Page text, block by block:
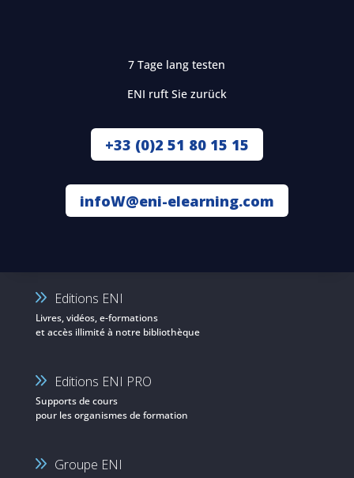
7 Tage lang testen
ENI ruft Sie zurück
+33 (0)2 51 80 15 15
infoW@eni-elearning.com
Editions ENI
Livres, vidéos, e-formations
et accès illimité à notre bibliothèque
Editions ENI PRO
Supports de cours
pour les organismes de formation
Groupe ENI